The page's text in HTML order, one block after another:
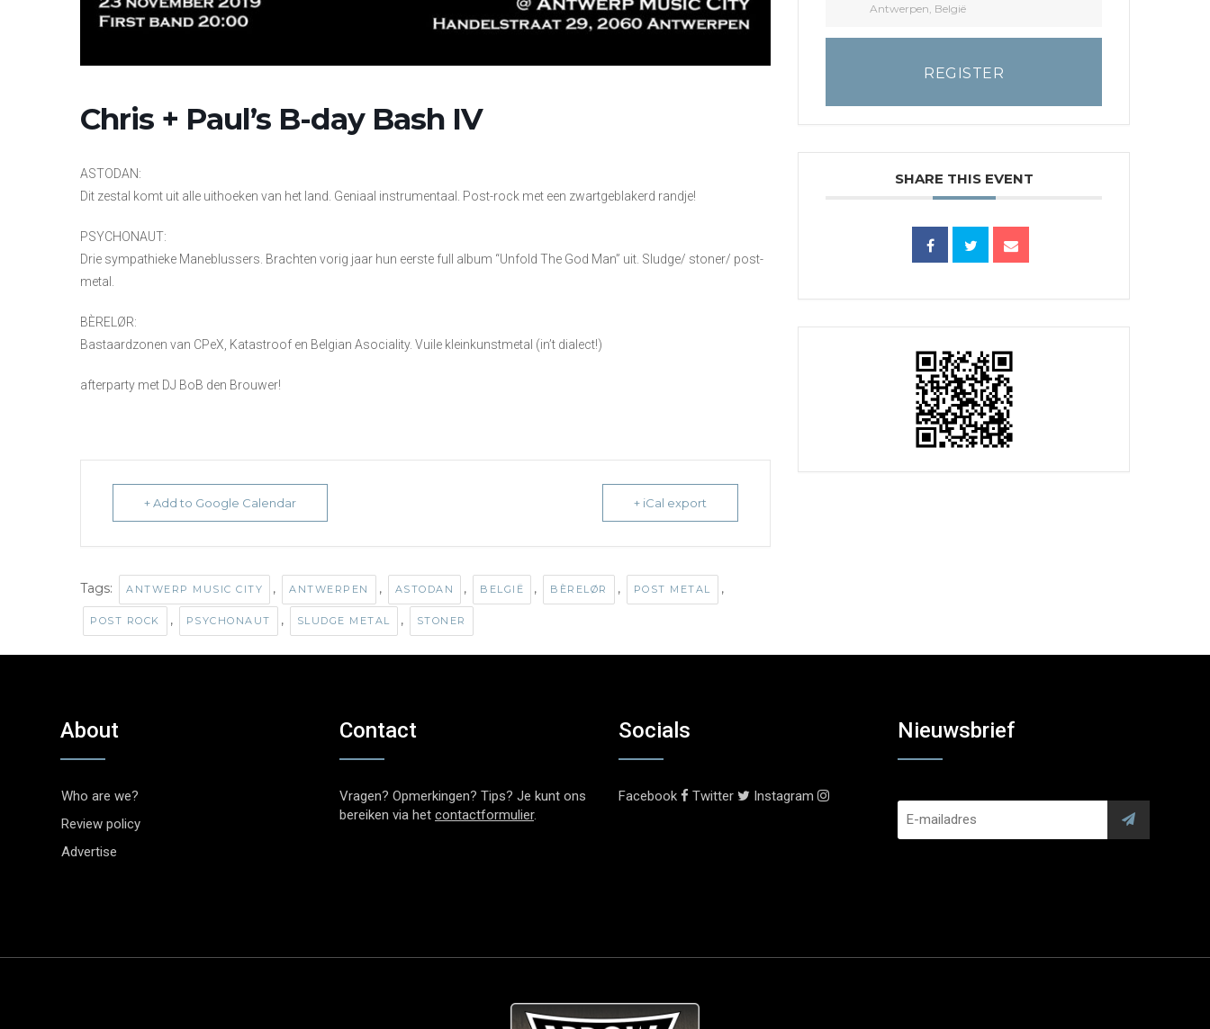
Chris + Paul’s B-day Bash IV
ASTODAN:
Dit zestal komt uit alle uithoeken van het land. Geniaal instrumentaal. Post-rock met een zwartgeblakerd randje!
PSYCHONAUT:
Drie sympathieke Maneblussers. Brachten vorig jaar hun eerste full album “Unfold The God Man” uit. Sludge/ stoner/ post-
metal.
BÈRELØR:
Bastaardzonen van CPeX, Katastroof en Belgian Asociality. Vuile kleinkunstmetal (in’t dialect!)
afterparty met DJ BoB den Brouwer!
+ Add to Google Calendar + iCal export
Tags: ANTWERP MUSIC CITY , ANTWERPEN , ASTODAN , BELGIË , BÈRELØR , POST METAL ,
POST ROCK , PSYCHONAUT , SLUDGE METAL , STONER
Antwerpen, België
REGISTER
SHARE THIS EVENT
About
Who are we?
Review policy
Advertise
Contact
Vragen? Opmerkingen? Tips? Je kunt ons
bereiken via het contactformulier.
Socials
Facebook Twitter Instagram
Nieuwsbrief